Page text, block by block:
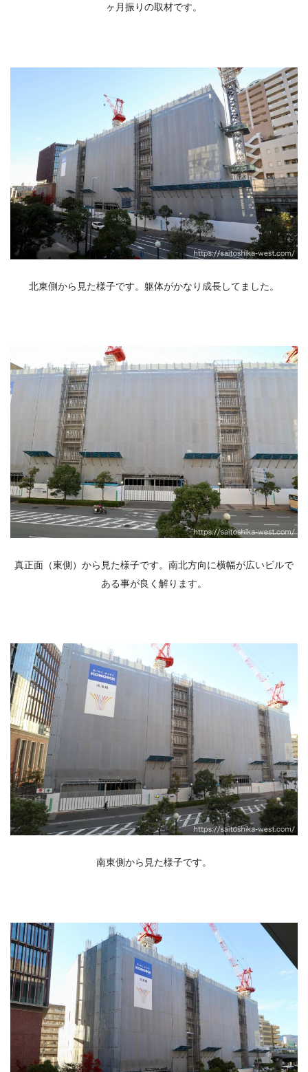
ヶ月振りの取材です。
北東側から見た様子です。躯体がかなり成長してました。
真正面（東側）から見た様子です。南北方向に横幅が広いビルで
ある事が良く解ります。
南東側から見た様子です。